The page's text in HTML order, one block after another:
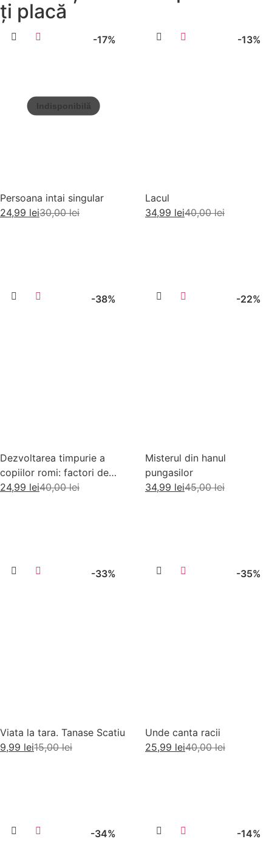
ți placă
-17%
Persoana intai singular
30,00lei
24,99 lei
-13%
Lacul
40,00lei
34,99 lei
-38%
Dezvoltarea timpurie a
copiilor romi: factori de
risc si factori de protectie
40,00lei
24,99 lei
-22%
Misterul din hanul
pungasilor
45,00lei
34,99 lei
-33%
Viata la tara. Tanase Scatiu
15,00lei
9,99 lei
-35%
Unde canta racii
40,00lei
25,99 lei
-34% -14%